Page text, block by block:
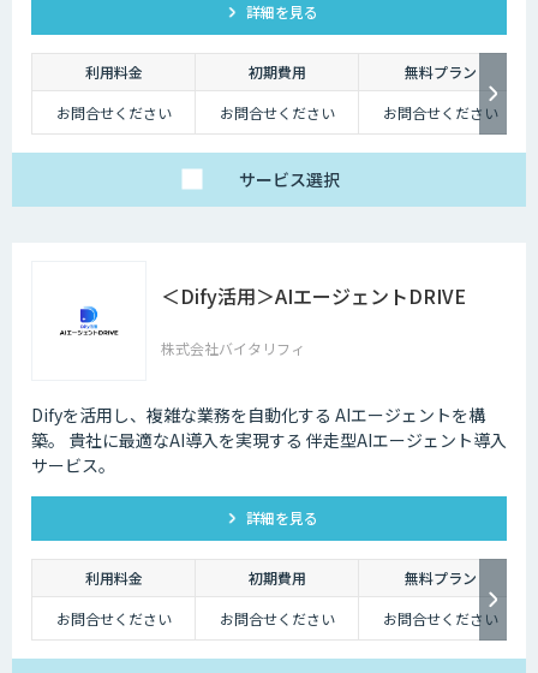
詳細を見る
利用料金 初期費用
無料プラン
お問合せください
お問合せください お問合せください
サービス選択
＜Dify活用＞AIエージェントDRIVE
株式会社バイタリフィ
Difyを活用し、複雑な業務を自動化する AIエージェントを構
築。 貴社に最適なAI導入を実現する 伴走型AIエージェント導入
サービス。
詳細を見る
利用料金 初期費用
無料プラン
お問合せください
お問合せください お問合せください